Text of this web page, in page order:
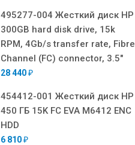
495277-004 Жесткий диск HP
300GB hard disk drive, 15k
RPM, 4Gb/s transfer rate, Fibre
Channel (FC) connector, 3.5"
28 440 ₽
454412-001 Жесткий диск HP
450 ГБ 15K FC EVA M6412 ENC
HDD
6 810 ₽